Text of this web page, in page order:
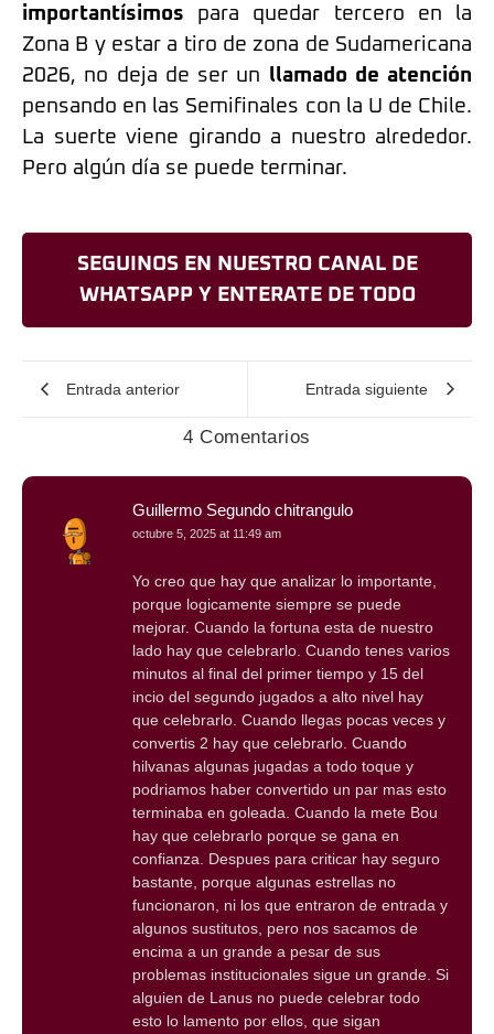
importantísimos para quedar tercero en la
Zona B y estar a tiro de zona de Sudamericana
2026, no deja de ser un llamado de atención
pensando en las Semifinales con la U de Chile.
La suerte viene girando a nuestro alrededor.
Pero algún día se puede terminar.
SEGUINOS EN NUESTRO CANAL DE
WHATSAPP Y ENTERATE DE TODO
Entrada anterior Entrada siguiente
4 Comentarios
Guillermo Segundo chitrangulo
octubre 5, 2025 at 11:49 am
Yo creo que hay que analizar lo importante,
porque logicamente siempre se puede
mejorar. Cuando la fortuna esta de nuestro
lado hay que celebrarlo. Cuando tenes varios
minutos al final del primer tiempo y 15 del
incio del segundo jugados a alto nivel hay
que celebrarlo. Cuando llegas pocas veces y
convertis 2 hay que celebrarlo. Cuando
hilvanas algunas jugadas a todo toque y
podriamos haber convertido un par mas esto
terminaba en goleada. Cuando la mete Bou
hay que celebrarlo porque se gana en
confianza. Despues para criticar hay seguro
bastante, porque algunas estrellas no
funcionaron, ni los que entraron de entrada y
algunos sustitutos, pero nos sacamos de
encima a un grande a pesar de sus
problemas institucionales sigue un grande. Si
alguien de Lanus no puede celebrar todo
esto lo lamento por ellos, que sigan